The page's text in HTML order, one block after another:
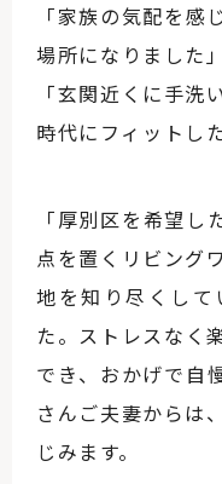
「家族の気配を感
場所になりました
「玄関近くに手洗
時代にフィットし
「厚別区を希望し
点を置くリビング
地を知り尽くして
た。ストレスなく
でき、おかげで自
さんご夫妻からは
じみます。